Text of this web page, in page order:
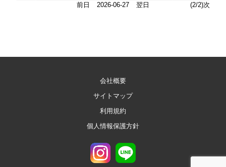
前日
2026-06-27 翌日 (2/2)次
会社概要
サイトマップ
利用規約
個人情報保護方針